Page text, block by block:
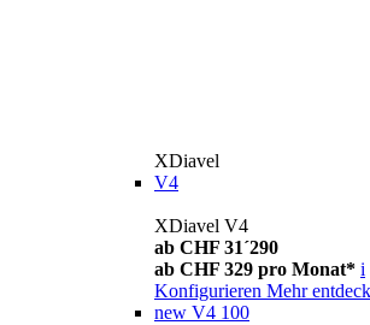
XDiavel
V4
XDiavel V4
ab CHF 31´290
ab CHF 329 pro Monat* i
Konfigurieren Mehr
new V4 100